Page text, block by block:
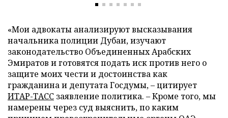
«Мои адвокаты анализируют высказывания
начальника полиции Дубаи, изучают
законодательство Объединенных Арабских
Эмиратов и готовятся подать иск против него о
защите моих чести и достоинства как
гражданина и депутата Госдумы, – цитирует
ИТАР-ТАСС заявление политика. – Кроме того, мы
намерены через суд выяснить, по каким